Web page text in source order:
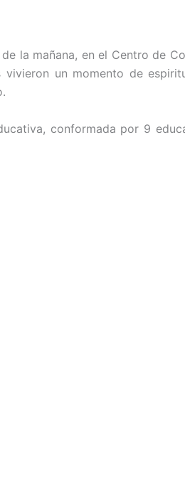
la mañana, en el Centro de
un momento de
conformada por 9